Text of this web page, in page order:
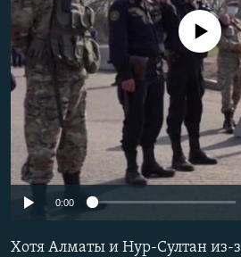
No media source
0:00
Хотя Алматы и Нур-Султан из-